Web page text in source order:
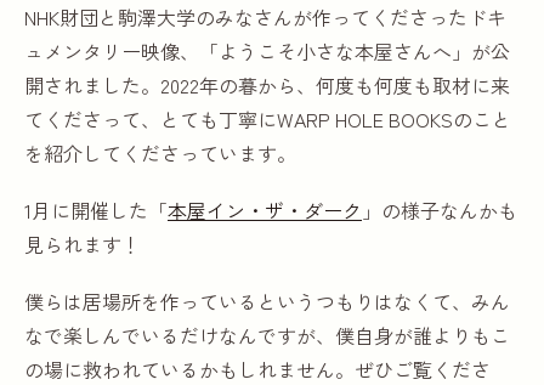
NHK財団と駒澤大学のみなさんが作ってくださったドキ
ュメンタリー映像、「ようこそ小さな本屋さんへ」が公
開されました。2022年の暮から、何度も何度も取材に来
てくださって、とても丁寧にWARP HOLE BOOKSのこと
を紹介してくださっています。
1月に開催した「本屋イン・ザ・ダーク 」の様子なんかも
見られます！
僕らは居場所を作っているというつもりはなくて、みん
なで楽しんでいるだけなんですが、僕自身が誰よりもこ
の場に救われているかもしれません。ぜひご覧くださ